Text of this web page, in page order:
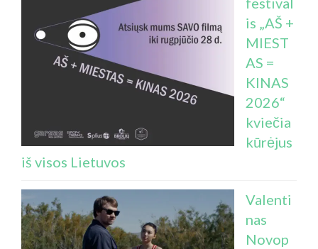
is „AŠ +
MIEST
AS =
KINAS
2026“
kviečia
kūrėjus
iš visos Lietuvos
Valenti
nas
Novop